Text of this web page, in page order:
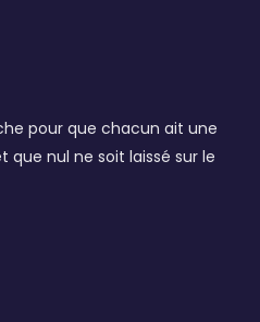
pour que chacun ait une
nul ne soit laissé sur le